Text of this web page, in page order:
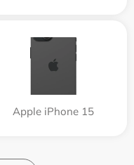
Apple iPhone 15